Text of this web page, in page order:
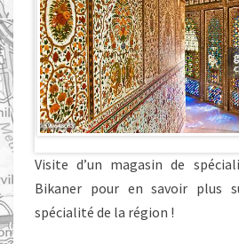
Visite d’un magasin de
Bikaner pour en savoir plus
spécialité de la région !